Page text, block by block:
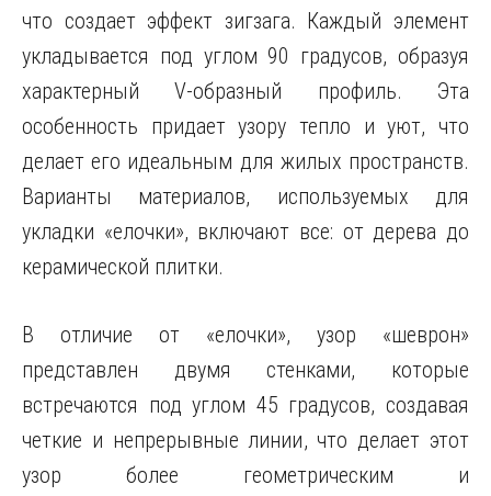
что создает эффект зигзага. Каждый элемент
укладывается под углом 90 градусов, образуя
характерный V-образный профиль. Эта
особенность придает узору тепло и уют, что
делает его идеальным для жилых пространств.
Варианты материалов, используемых для
укладки «елочки», включают все: от дерева до
керамической плитки.
В отличие от «елочки», узор «шеврон»
представлен двумя стенками, которые
встречаются под углом 45 градусов, создавая
четкие и непрерывные линии, что делает этот
узор более геометрическим и